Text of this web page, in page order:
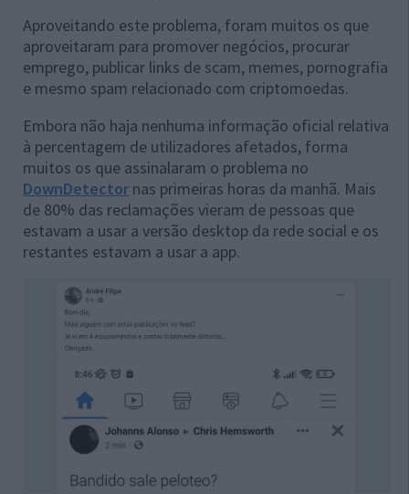
Aproveitando este problema, foram muitos os que
aproveitaram para promover negócios, procurar
emprego, publicar links de scam, memes, pornografia
e mesmo spam relacionado com criptomoedas.
Embora não haja nenhuma informação oficial relativa
à percentagem de utilizadores afetados, forma
muitos os que assinalaram o problema no
DownDetector nas primeiras horas da manhã. Mais
de 80% das reclamações vieram de pessoas que
estavam a usar a versão desktop da rede social e os
restantes estavam a usar a app.